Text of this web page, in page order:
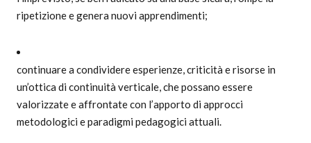
ripetizione e genera nuovi apprendimenti;
continuare a condividere esperienze, criticità e risorse in
un’ottica di continuità verticale, che possano essere
valorizzate e affrontate con l’apporto di approcci
metodologici e paradigmi pedagogici attuali.